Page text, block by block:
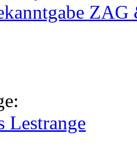
ZAG
Lestrange